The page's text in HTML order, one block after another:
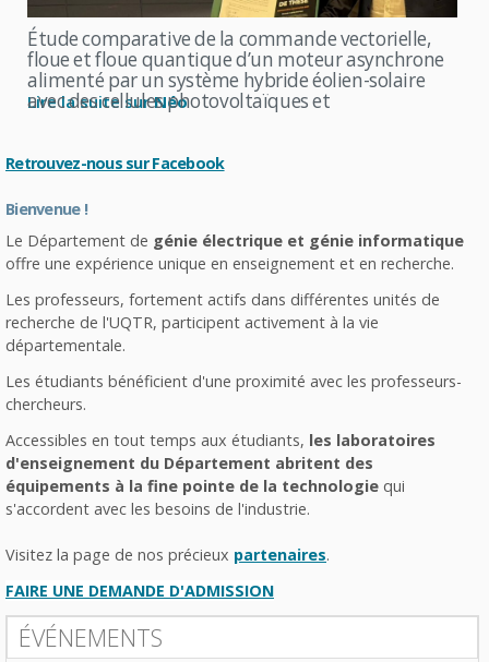
Étude comparative de la commande vectorielle,
floue et floue quantique d’un moteur asynchrone
alimenté par un système hybride éolien-solaire
avec des cellules photovoltaïques et
Lire la suite surNéo
Retrouvez-nous sur Facebook
Bienvenue !
Le Département de génie électrique et génie informatique
offre une expérience unique en enseignement et en recherche.
Les professeurs, fortement actifs dans différentes unités de
recherche de l'UQTR, participent activement à la vie
départementale.
Les étudiants bénéficient d'une proximité avec les professeurs-
chercheurs.
Accessibles en tout temps aux étudiants, les laboratoires
d'enseignement du Département abritent des
équipements à la fine pointe de la technologie qui
s'accordent avec les besoins de l'industrie.
Visitez la page de nos précieux partenaires.
FAIRE UNE DEMANDE D'ADMISSION
ÉVÉNEMENTS